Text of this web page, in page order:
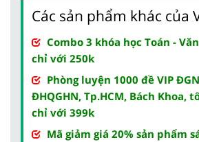
Các sản phẩm khác của
Combo 3 khóa học Toán -
chỉ với 250k
Phòng luyện 1000 đề VIP
ĐHQGHN, Tp.HCM, Bách Khoa,
chỉ với 399k
Mã giảm giá 20% sản phẩm